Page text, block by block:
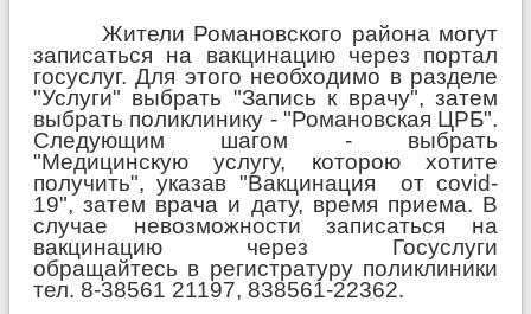
Жители Романовского района могут
записаться на вакцинацию через портал
госуслуг. Для этого необходимо в разделе
"Услуги" выбрать "Запись к врачу", затем
выбрать поликлинику - "Романовская ЦРБ".
Следующим шагом - выбрать
"Медицинскую услугу, которою хотите
получить", указав "Вакцинация от covid-
19", затем врача и дату, время приема. В
случае невозможности записаться на
вакцинацию через Госуслуги
обращайтесь в регистратуру поликлиники
тел. 8-38561 21197, 838561-22362.